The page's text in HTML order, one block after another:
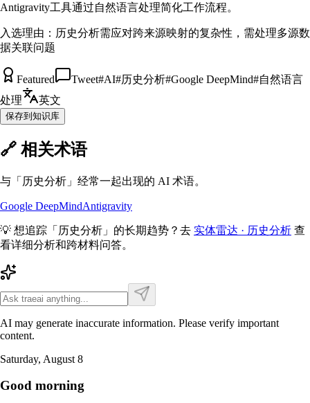
Antigravity工具通过自然语言处理简化工作流程。
入选理由： 历史分析需应对跨来源映射的复杂性，需处理多源数
据关联问题
Featured Tweet#AI#历史分析#Google DeepMind#自然语言
处理
英文
保存到知识库
🔗 相关术语
与「 历史分析 」经常一起出现的 AI 术语。
Google DeepMindAntigravity
💡 想追踪「 历史分析 」的长期趋势？去 实体雷达 · 历史分析 查
看详细分析和跨材料问答。
AI may generate inaccurate information. Please verify important
content.
Saturday, August 8
Good morning